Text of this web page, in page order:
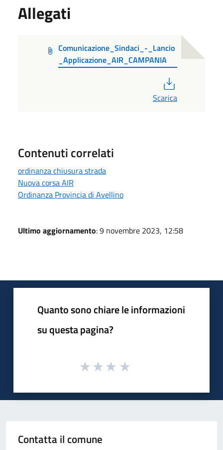
Allegati
Comunicazione_Sindaci_-_Lancio
_Applicazione_AIR_CAMPANIA
Scarica
Contenuti correlati
ordinanza chiusura strada
Nuova corsa AIR
Ordinanza Provincia di Avellino
Ultimo aggiornamento: 9 novembre 2023, 12:58
Quanto sono chiare le informazioni
su questa pagina?
Contatta il comune